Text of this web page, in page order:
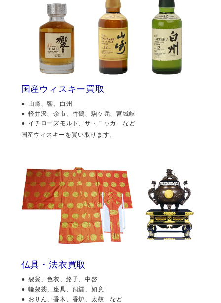
国産ウィスキー買取
山崎、響、白州
軽井沢、余市、竹鶴、駒ケ岳、宮城峡
イチローズモルト、ザ・ニッカ など
国産ウィスキーを買い取ります。
仏具・法衣買取
袈裟、色衣、絡子、中啓
輪袈裟、座具、銅鑼、如意
おりん、香木、香炉、太鼓 など